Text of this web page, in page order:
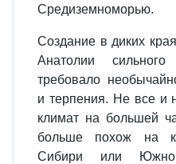
Средиземноморью.
Создание в диких
Анатолии сильного
требовало
и терпения. Не все и
климат на большей
больше похож на
Сибири или